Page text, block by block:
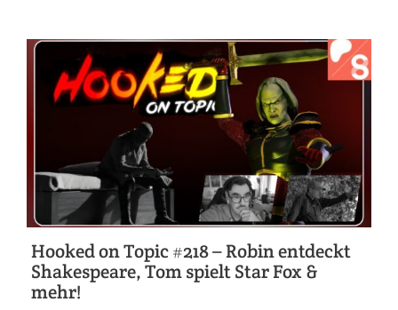
Hooked on Topic #218 – Robin entdeckt
Shakespeare, Tom spielt Star Fox &
mehr!